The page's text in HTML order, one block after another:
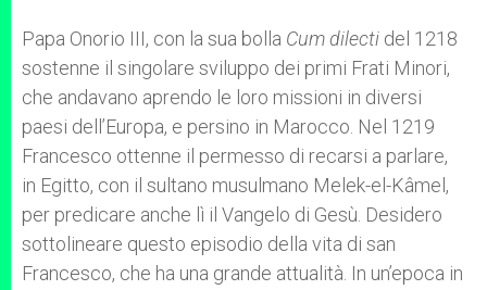
Papa Onorio III, con la sua bolla Cum dilecti del 1218
sostenne il singolare sviluppo dei primi Frati Minori,
che andavano aprendo le loro missioni in diversi
paesi dell’Europa, e persino in Marocco. Nel 1219
Francesco ottenne il permesso di recarsi a parlare,
in Egitto, con il sultano musulmano Melek-el-Kâmel,
per predicare anche lì il Vangelo di Gesù. Desidero
sottolineare questo episodio della vita di san
Francesco, che ha una grande attualità. In un’epoca in